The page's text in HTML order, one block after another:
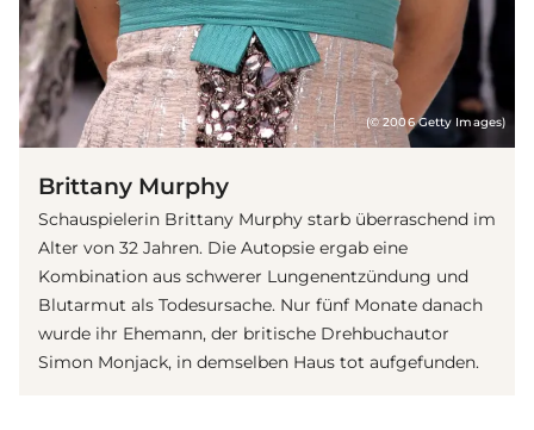
(© 2006 Getty Images)
Brittany Murphy
Schauspielerin Brittany Murphy starb überraschend im
Alter von 32 Jahren. Die Autopsie ergab eine
Kombination aus schwerer Lungenentzündung und
Blutarmut als Todesursache. Nur fünf Monate danach
wurde ihr Ehemann, der britische Drehbuchautor
Simon Monjack, in demselben Haus tot aufgefunden.